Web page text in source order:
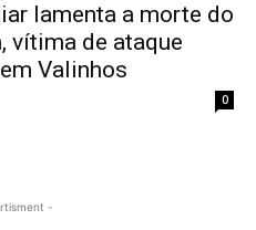
lamenta a morte do
vítima de ataque
Valinhos
0
-